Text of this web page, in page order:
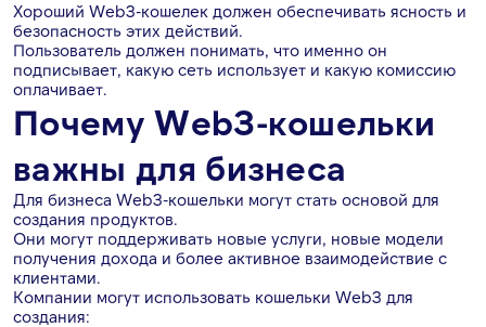
Хороший Web3-кошелек должен обеспечивать ясность и
безопасность этих действий.
Пользователь должен понимать, что именно он
подписывает, какую сеть использует и какую комиссию
оплачивает.
Почему Web3-кошельки
важны для бизнеса
Для бизнеса Web3-кошельки могут стать основой для
создания продуктов.
Они могут поддерживать новые услуги, новые модели
получения дохода и более активное взаимодействие с
клиентами.
Компании могут использовать кошельки Web3 для
создания: